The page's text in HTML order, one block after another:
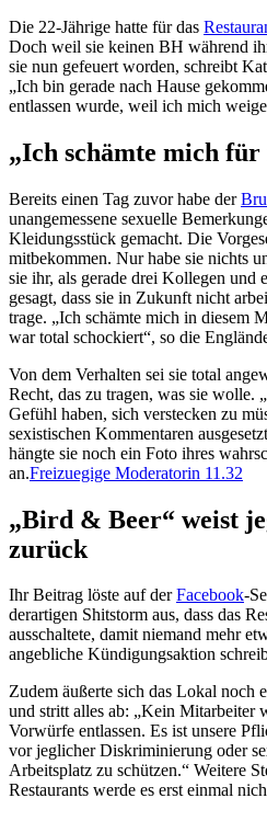
Die 22-Jährige hatte für das
Doch weil sie keinen BH während
sie nun gefeuert worden, schreibt
„Ich bin gerade nach Hause
entlassen wurde, weil ich mich
„Ich schämte mich
Bereits einen Tag zuvor habe der
unangemessene sexuelle
Kleidungsstück gemacht. Die
mitbekommen. Nur habe sie nichts
sie ihr, als gerade drei Kollegen und
gesagt, dass sie in Zukunft nicht
trage. „Ich schämte mich in diesem
war total schockiert“, so die
Von dem Verhalten sei sie total
Recht, das zu tragen, was sie wolle.
Gefühl haben, sich verstecken zu
sexistischen Kommentaren
hängte sie noch ein Foto ihres
an.Freizuegige Moderatorin 11.32
„Bird & Beer“ weist
zurück
Ihr Beitrag löste auf derFacebook-
derartigen Shitstorm aus, dass das
ausschaltete, damit niemand mehr
angebliche Kündigungsaktion
Zudem äußerte sich das Lokal noch
und stritt alles ab: „Kein Mitarbeiter
Vorwürfe entlassen. Es ist unsere
vor jeglicher Diskriminierung oder
Arbeitsplatz zu schützen.“ Weitere
Restaurants werde es erst einmal